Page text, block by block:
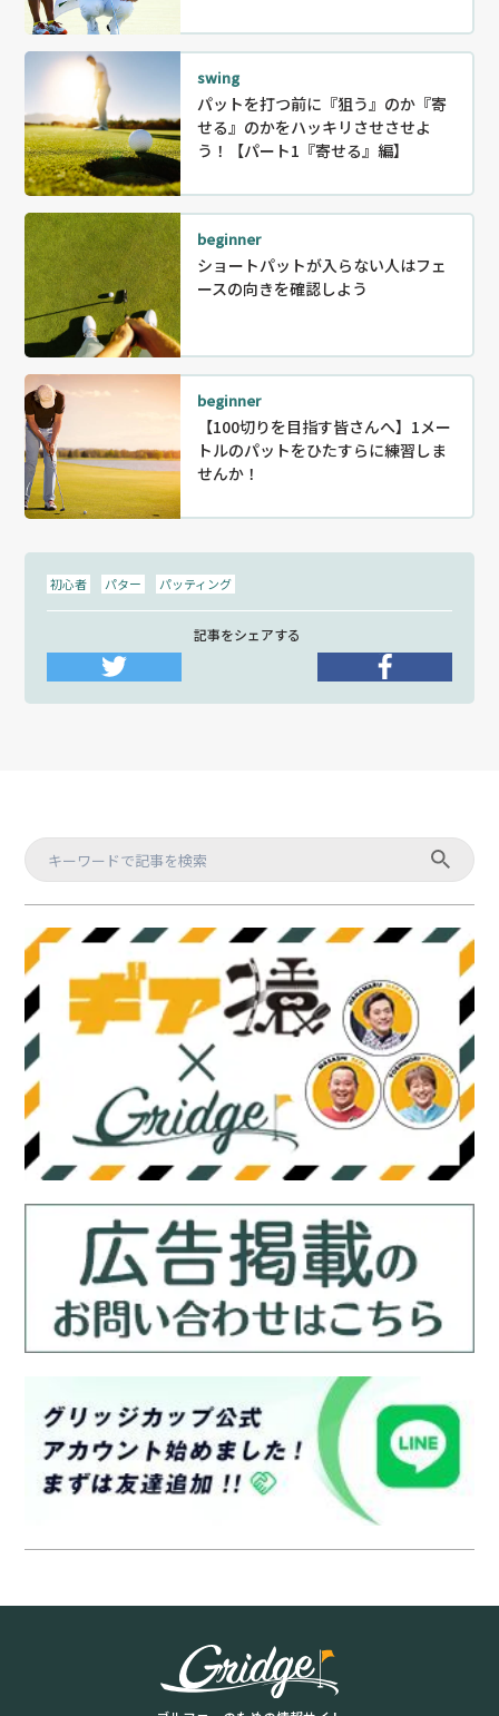
swing
パットを打つ前に『狙う』のか『寄
せる』のかをハッキリさせさせよ
う！【パート1『寄せる』編】
beginner
ショートパットが入らない人はフェ
ースの向きを確認しよう
beginner
【100切りを目指す皆さんへ】1メー
トルのパットをひたすらに練習しま
せんか！
初心者 パター パッティング
記事をシェアする